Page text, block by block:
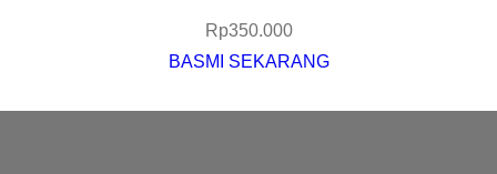
Rp350.000
BASMI SEKARANG